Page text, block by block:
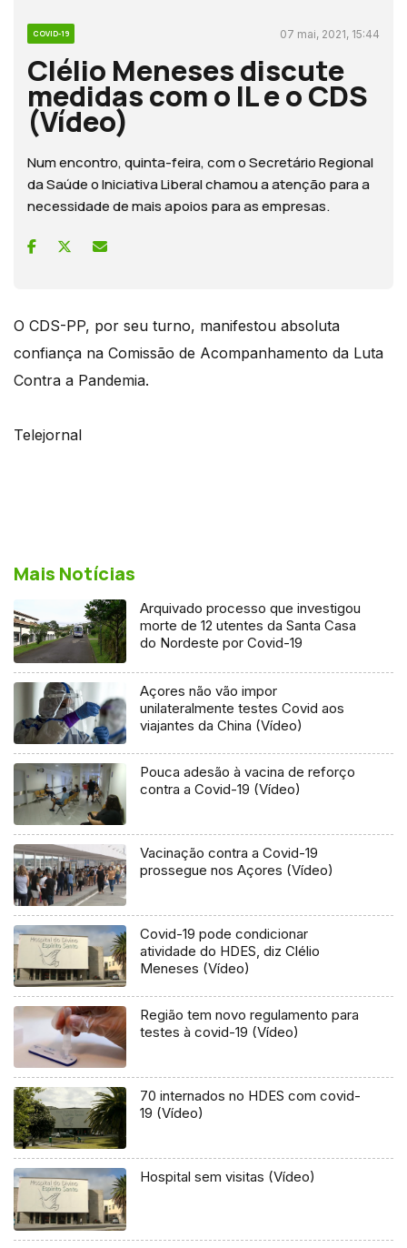
COVID-19 07 mai, 2021, 15:44
Clélio Meneses discute
medidas com o IL e o CDS
(Vídeo)
Num encontro, quinta-feira, com o Secretário Regional
da Saúde o Iniciativa Liberal chamou a atenção para a
necessidade de mais apoios para as empresas.
O CDS-PP, por seu turno, manifestou absoluta
confiança na Comissão de Acompanhamento da Luta
Contra a Pandemia.
Telejornal
Mais Notícias
Arquivado processo que investigou
morte de 12 utentes da Santa Casa
do Nordeste por Covid-19
Açores não vão impor
unilateralmente testes Covid aos
viajantes da China (Vídeo)
Pouca adesão à vacina de reforço
contra a Covid-19 (Vídeo)
Vacinação contra a Covid-19
prossegue nos Açores (Vídeo)
Covid-19 pode condicionar
atividade do HDES, diz Clélio
Meneses (Vídeo)
Região tem novo regulamento para
testes à covid-19 (Vídeo)
70 internados no HDES com covid-
19 (Vídeo)
Hospital sem visitas (Vídeo)